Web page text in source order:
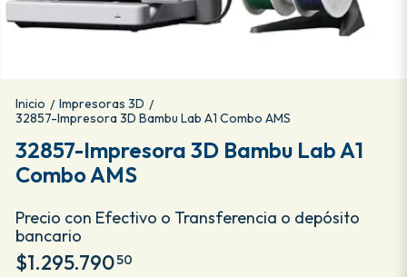
Inicio / Impresoras 3D /
32857-Impresora 3D Bambu Lab A1 Combo AMS
32857-Impresora 3D Bambu Lab A1
Combo AMS
Precio con Efectivo o Transferencia o depósito
bancario
$1.295.79050